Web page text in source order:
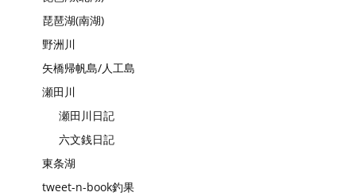
琵琶湖(南湖)
野洲川
矢橋帰帆島/人工島
瀬田川
瀬田川日記
六文銭日記
東条湖
tweet-n-book釣果